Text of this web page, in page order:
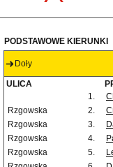
PODSTAWOWE KIERUNKI
Doły
ULICA
1.
Rzgowska
2.
Rzgowska
3.
Rzgowska
4.
Rzgowska
5.